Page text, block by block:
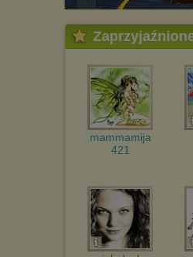
mammamija
421